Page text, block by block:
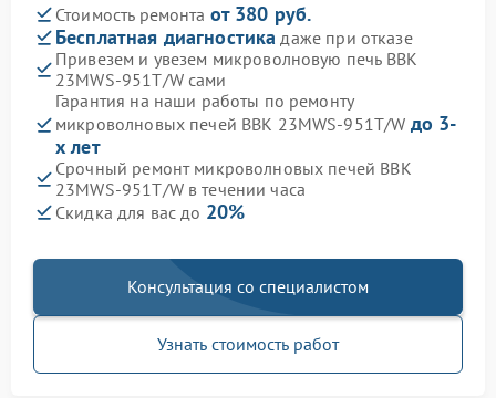
Стоимость ремонта от 380 руб.
Бесплатная диагностика даже при отказе
Привезем и увезем микроволновую печь BBK
23MWS-951T/W сами
Гарантия на наши работы по ремонту
микроволновых печей BBK 23MWS-951T/W до 3-
х лет
Срочный ремонт микроволновых печей BBK
23MWS-951T/W в течении часа
Скидка для вас до 20%
Консультация со специалистом
Узнать стоимость работ